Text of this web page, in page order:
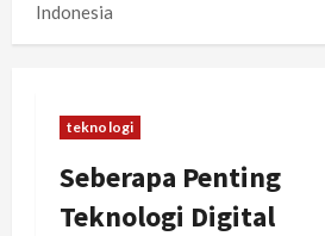
Indonesia
teknologi
Seberapa Penting
Teknologi Digital